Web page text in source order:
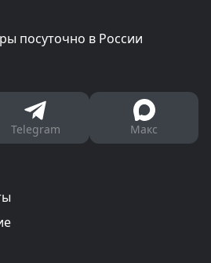
посуточно в России
Telegram Макс